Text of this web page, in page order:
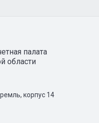
палата
области
корпус 14